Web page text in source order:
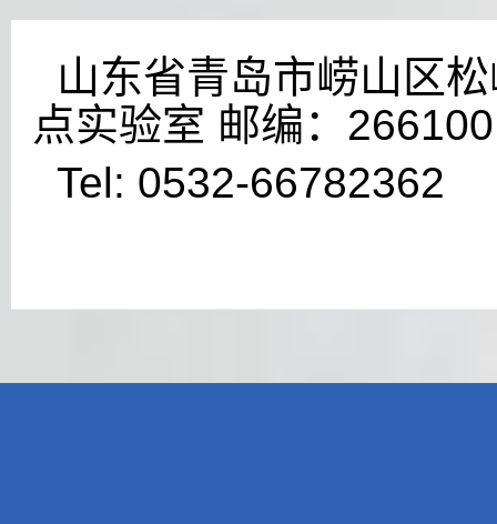
山东省青岛市崂山区
点实验室 邮编：266100
Tel: 0532-66782362